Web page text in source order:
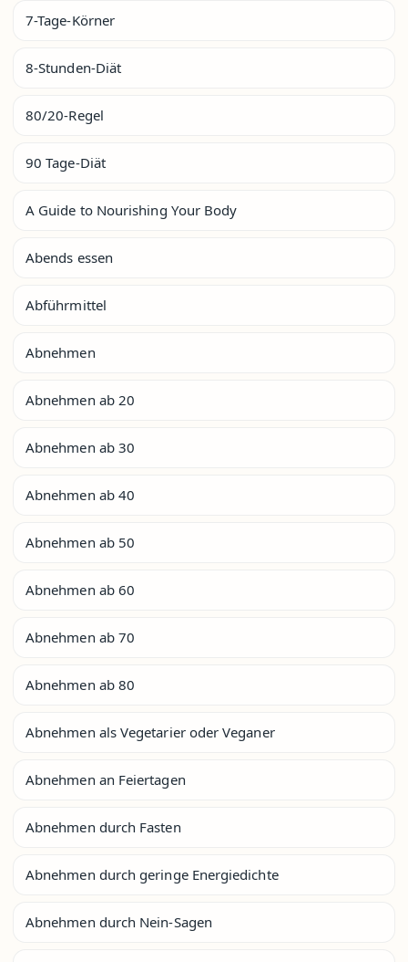
7-Tage-Körner
8-Stunden-Diät
80/20-Regel
90 Tage-Diät
A Guide to Nourishing Your Body
Abends essen
Abführmittel
Abnehmen
Abnehmen ab 20
Abnehmen ab 30
Abnehmen ab 40
Abnehmen ab 50
Abnehmen ab 60
Abnehmen ab 70
Abnehmen ab 80
Abnehmen als Vegetarier oder Veganer
Abnehmen an Feiertagen
Abnehmen durch Fasten
Abnehmen durch geringe Energiedichte
Abnehmen durch Nein-Sagen